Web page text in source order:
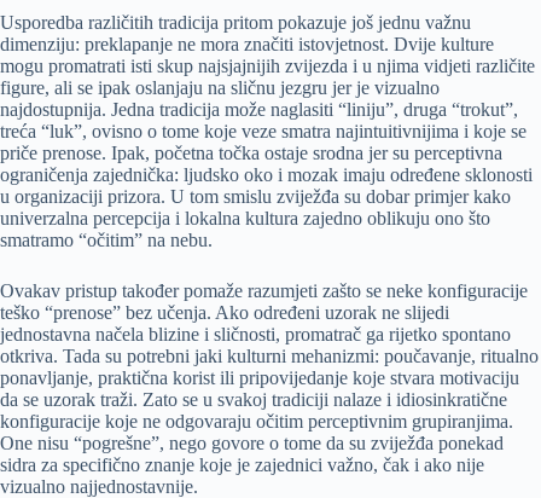
Usporedba različitih tradicija pritom pokazuje još jednu važnu
dimenziju: preklapanje ne mora značiti istovjetnost. Dvije kulture
mogu promatrati isti skup najsjajnijih zvijezda i u njima vidjeti različite
figure, ali se ipak oslanjaju na sličnu jezgru jer je vizualno
najdostupnija. Jedna tradicija može naglasiti “liniju”, druga “trokut”,
treća “luk”, ovisno o tome koje veze smatra najintuitivnijima i koje se
priče prenose. Ipak, početna točka ostaje srodna jer su perceptivna
ograničenja zajednička: ljudsko oko i mozak imaju određene sklonosti
u organizaciji prizora. U tom smislu zviježđa su dobar primjer kako
univerzalna percepcija i lokalna kultura zajedno oblikuju ono što
smatramo “očitim” na nebu.
Ovakav pristup također pomaže razumjeti zašto se neke konfiguracije
teško “prenose” bez učenja. Ako određeni uzorak ne slijedi
jednostavna načela blizine i sličnosti, promatrač ga rijetko spontano
otkriva. Tada su potrebni jaki kulturni mehanizmi: poučavanje, ritualno
ponavljanje, praktična korist ili pripovijedanje koje stvara motivaciju
da se uzorak traži. Zato se u svakoj tradiciji nalaze i idiosinkratične
konfiguracije koje ne odgovaraju očitim perceptivnim grupiranjima.
One nisu “pogrešne”, nego govore o tome da su zviježđa ponekad
sidra za specifično znanje koje je zajednici važno, čak i ako nije
vizualno najjednostavnije.